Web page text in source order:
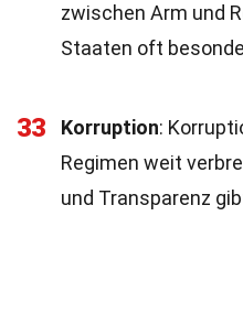
zwischen Arm und
Staaten oft
33 Korruption:
Regimen weit
und Transparenz